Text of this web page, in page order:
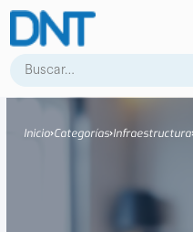
Buscar:
Inicio Categorías Infraestructura